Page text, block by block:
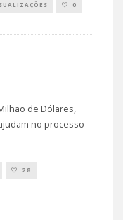
0
de Dólares,
no processo
28